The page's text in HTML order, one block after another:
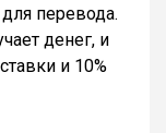
перевода.
денег, и
и 10%